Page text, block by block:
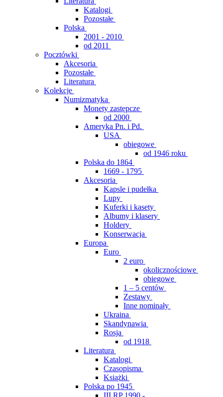
Katalogi
Pozostałe
Polska
2001 - 2010
od 2011
Pocztówki
Akcesoria
Pozostałe
Literatura
Kolekcje
Numizmatyka
Monety zastępcze
od 2000
Ameryka Pn. i Pd.
USA
obiegowe
od 1946 roku
Polska do 1864
1669 - 1795
Akcesoria
Kapsle i pudełka
Lupy
Kuferki i kasety
Albumy i klasery
Holdery
Konserwacja
Europa
Euro
2 euro
okolicznościowe
obiegowe
1 – 5 centów
Zestawy
Inne nominały
Ukraina
Skandynawia
Rosja
od 1918
Literatura
Katalogi
Czasopisma
Książki
Polska po 1945
III RP 1990 -